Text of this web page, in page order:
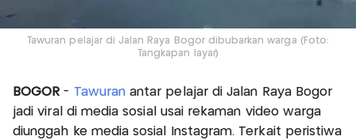
Tawuran pelajar di Jalan Raya Bogor dibubarkan warga (Foto:
Tangkapan layar)
BOGOR- Tawuranantar pelajar di Jalan Raya Bogor
jadi viral di media sosial usai rekaman video warga
diunggah ke media sosial Instagram. Terkait peristiwa